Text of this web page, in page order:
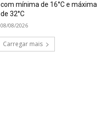
com mínima de 16°C e máxima
de 32°C
08/08/2026
Carregar mais